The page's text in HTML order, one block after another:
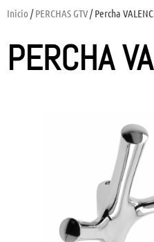
Inicio /PERCHAS GTV/ Percha
PERCHA